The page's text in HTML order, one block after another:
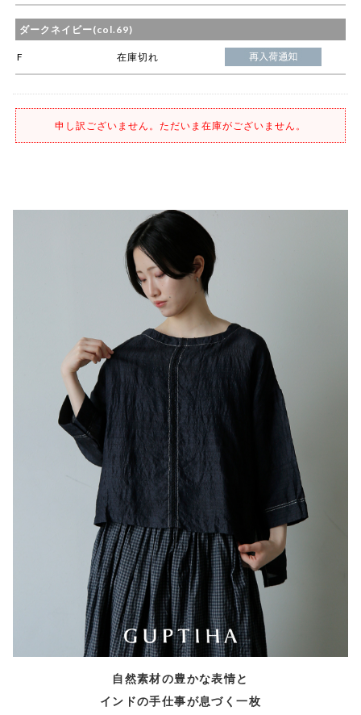
ダークネイビー(col.69)
F 在庫切れ
申し訳ございません。ただいま在庫がございません。
自然素材の豊かな表情と
インドの手仕事が息づく一枚